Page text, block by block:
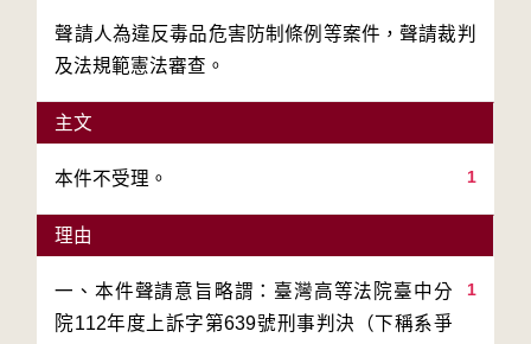
聲請人為違反毒品危害防制條例等案件，聲請裁判
及法規範憲法審查。
主文
1
本件不受理。
理由
1
一、本件聲請意旨略謂：臺灣高等法院臺中分
院112年度上訴字第639號刑事判決（下稱系爭